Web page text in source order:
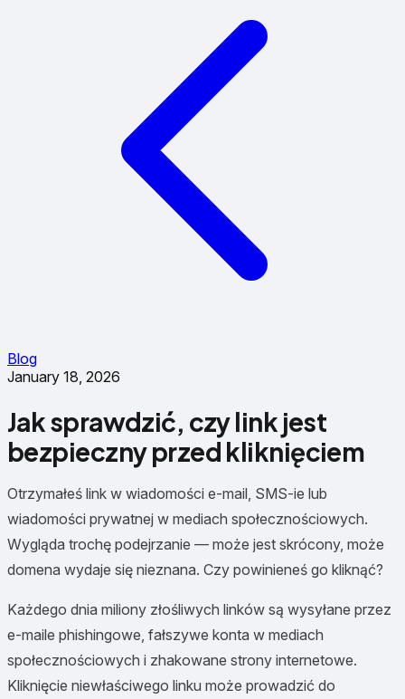
Blog
January 18, 2026
Jak sprawdzić, czy link jest
bezpieczny przed kliknięciem
Otrzymałeś link w wiadomości e-mail, SMS-ie lub
wiadomości prywatnej w mediach społecznościowych.
Wygląda trochę podejrzanie — może jest skrócony, może
domena wydaje się nieznana. Czy powinieneś go kliknąć?
Każdego dnia miliony złośliwych linków są wysyłane przez
e-maile phishingowe, fałszywe konta w mediach
społecznościowych i zhakowane strony internetowe.
Kliknięcie niewłaściwego linku może prowadzić do